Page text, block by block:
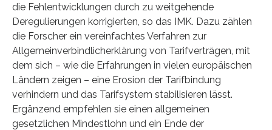
die Fehlentwicklungen durch zu weitgehende
Deregulierungen korrigierten, so das IMK. Dazu zählen
die Forscher ein vereinfachtes Verfahren zur
Allgemeinverbindlicherklärung von Tarifverträgen, mit
dem sich – wie die Erfahrungen in vielen europäischen
Ländern zeigen – eine Erosion der Tarifbindung
verhindern und das Tarifsystem stabilisieren lässt.
Ergänzend empfehlen sie einen allgemeinen
gesetzlichen Mindestlohn und ein Ende der